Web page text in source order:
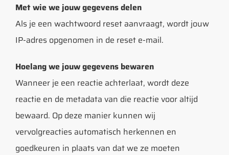
Met wie we jouw gegevens delen
Als je een wachtwoord reset aanvraagt, wordt jouw
IP-adres opgenomen in de reset e-mail.
Hoelang we jouw gegevens bewaren
Wanneer je een reactie achterlaat, wordt deze
reactie en de metadata van die reactie voor altijd
bewaard. Op deze manier kunnen wij
vervolgreacties automatisch herkennen en
goedkeuren in plaats van dat we ze moeten